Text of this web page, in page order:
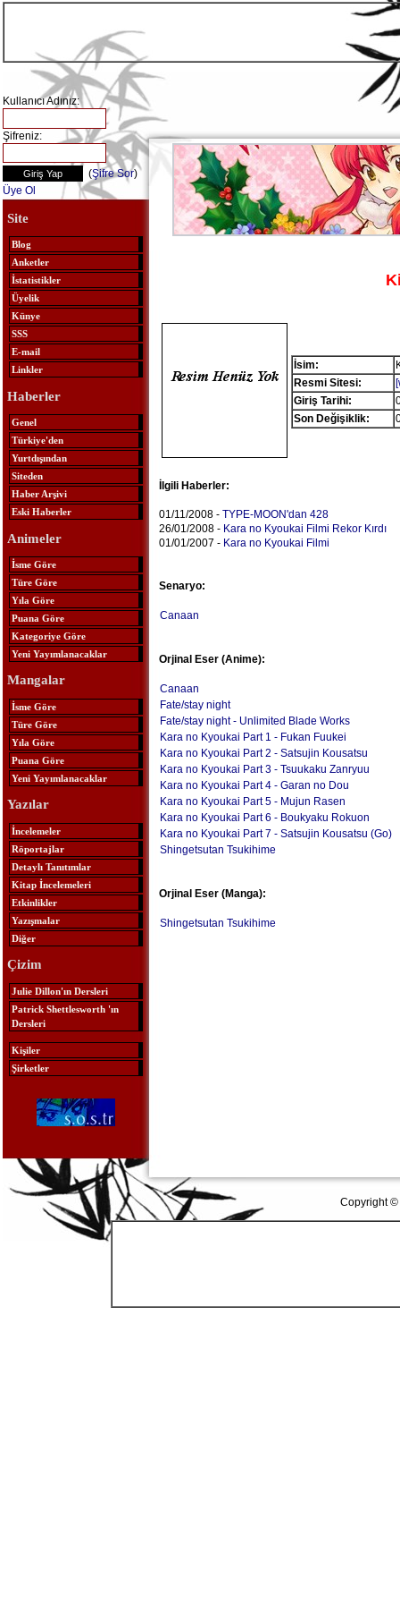
Kullanıcı Adınız:
Şifreniz:
(Şifre Sor)
Üye Ol
Site
Blog
Anketler
İstatistikler
Üyelik
Künye
SSS
E-mail
Linkler
Haberler
Genel
Türkiye'den
Yurtdışından
Siteden
Haber Arşivi
Eski Haberler
Animeler
İsme Göre
Türe Göre
Yıla Göre
Puana Göre
Kategoriye Göre
Yeni Yayımlanacaklar
Mangalar
İsme Göre
Türe Göre
Yıla Göre
Puana Göre
Yeni Yayımlanacaklar
Yazılar
İncelemeler
Röportajlar
Detaylı Tanıtımlar
Kitap İncelemeleri
Etkinlikler
Yazışmalar
Diğer
Çizim
Julie Dillon'ın Dersleri
Patrick Shettlesworth 'ın
Dersleri
Kişiler
Şirketler
İsim:
Resmi Sitesi:
Giriş Tarihi:
Son Değişiklik:
İlgili Haberler:
01/11/2008 - TYPE-MOON'dan 428
26/01/2008 - Kara no Kyoukai Filmi Rekor Kırdı
01/01/2007 - Kara no Kyoukai Filmi
Senaryo:
Canaan
Orjinal Eser (Anime):
Canaan
Fate/stay night
Fate/stay night - Unlimited Blade Works
Kara no Kyoukai Part 1 - Fukan Fuukei
Kara no Kyoukai Part 2 - Satsujin Kousatsu
Kara no Kyoukai Part 3 - Tsuukaku Zanryuu
Kara no Kyoukai Part 4 - Garan no Dou
Kara no Kyoukai Part 5 - Mujun Rasen
Kara no Kyoukai Part 6 - Boukyaku Rokuon
Kara no Kyoukai Part 7 - Satsujin Kousatsu (Go)
Shingetsutan Tsukihime
Orjinal Eser (Manga):
Shingetsutan Tsukihime
Copyright ©